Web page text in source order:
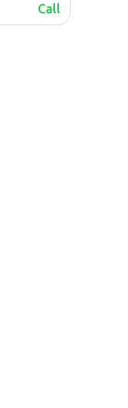
Call